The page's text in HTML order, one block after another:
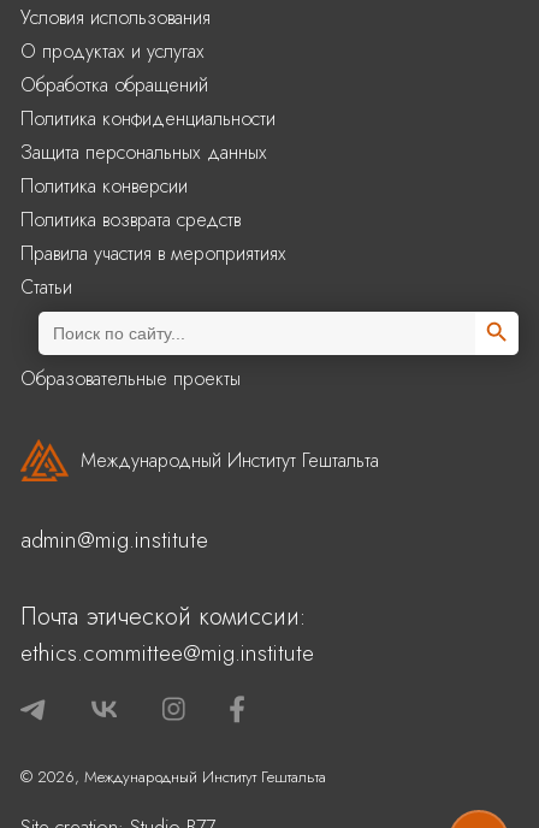
Образовательные проекты
Условия использования
О продуктах и услугах
Обработка обращений
Политика конфиденциальности
Защита персональных данных
Политика конверсии
Политика возврата средств
Правила участия в мероприятиях
Статьи
Search
for:
Search
Международный Институт Гештальта
admin@mig.institute
Почта этической комиссии:
ethics.committee@mig.institute
© 2026, Международный Институт Гештальта